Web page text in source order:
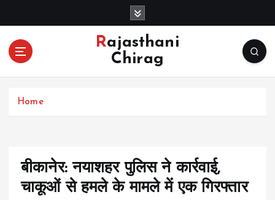
o
Rajasthani
Chirag
Home
बीकानेर: नयाशहर पुलिस ने कार्रवाई,
चाकूओं से हमले के मामले में एक गिरफ्तार